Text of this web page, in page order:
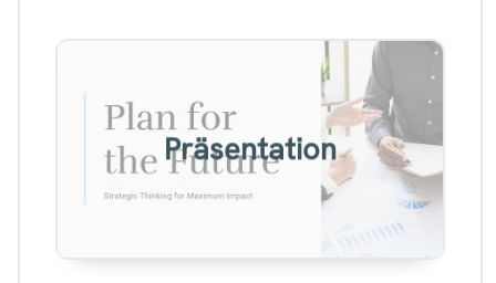
Präsentation
Beispiel für eine sprechende
Präsentation
Siehe